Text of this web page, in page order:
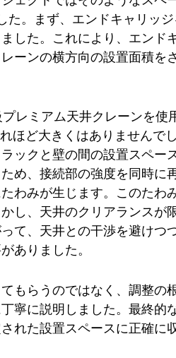
た。まず、エンドキャリッ
した。これにより、エンド
ーンの横方向の設置面積を
レミアム天井クレーンを使
ほど大きくはありませんで
ックと壁の間の設置スペー
め、接続部の強度を同時に
わみが生じます。このたわ
し、天井のクリアランスが
て、天井との干渉を避けつ
ありました。
もらうのではなく、調整の
寧に説明しました。最終的
れた設置スペースに正確に